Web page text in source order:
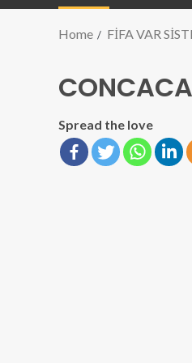
Home FİFA VAR
Spread the love